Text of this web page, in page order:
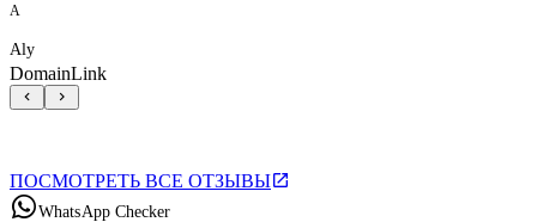
A
Aly
DomainLink
ПОСМОТРЕТЬ ВСЕ ОТЗЫВЫ
WhatsApp Checker